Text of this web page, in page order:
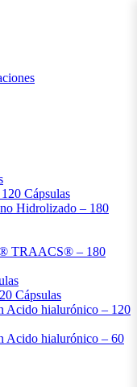
Cápsulas
Hidrolizado – 180
TRAACS® – 180
Cápsulas
Acido hialurónico – 120
Acido hialurónico – 60